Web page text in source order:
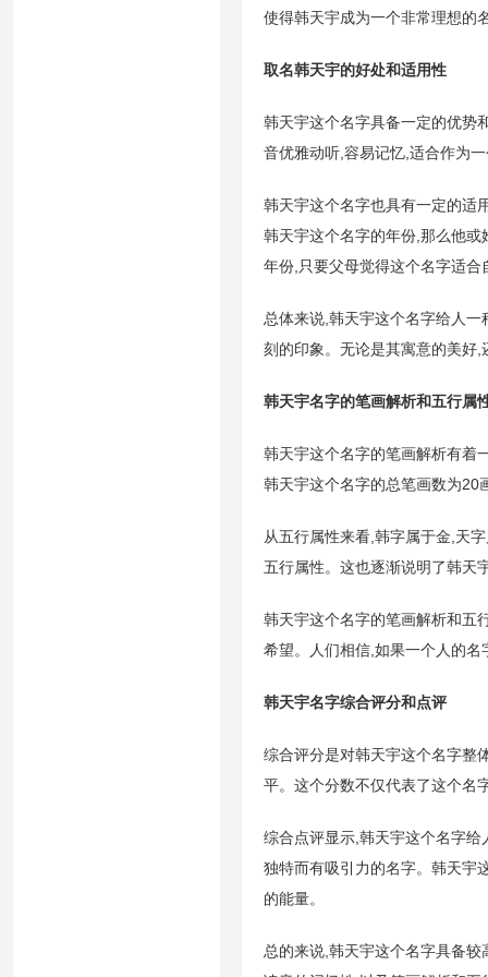
使得韩天宇成为一个非常理想的
取名韩天宇的好处和适用性
韩天宇这个名字具备一定的优势
音优雅动听,容易记忆,适合作为
韩天宇这个名字也具有一定的适
韩天宇这个名字的年份,那么他
年份,只要父母觉得这个名字适
总体来说,韩天宇这个名字给人
刻的印象。无论是其寓意的美好
韩天宇名字的笔画解析和五行属
韩天宇这个名字的笔画解析有着
韩天宇这个名字的总笔画数为20
从五行属性来看,韩字属于金,天
五行属性。这也逐渐说明了韩天
韩天宇这个名字的笔画解析和五
希望。人们相信,如果一个人的
韩天宇名字综合评分和点评
综合评分是对韩天宇这个名字整
平。这个分数不仅代表了这个名
综合点评显示,韩天宇这个名字
独特而有吸引力的名字。韩天宇
的能量。
总的来说,韩天宇这个名字具备